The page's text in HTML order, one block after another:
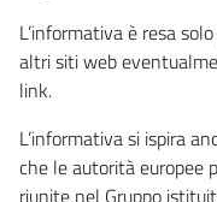
L’informativa è resa
altri siti web
link.
L’informativa si ispira
che le autorità europee
riunite nel Gruppo